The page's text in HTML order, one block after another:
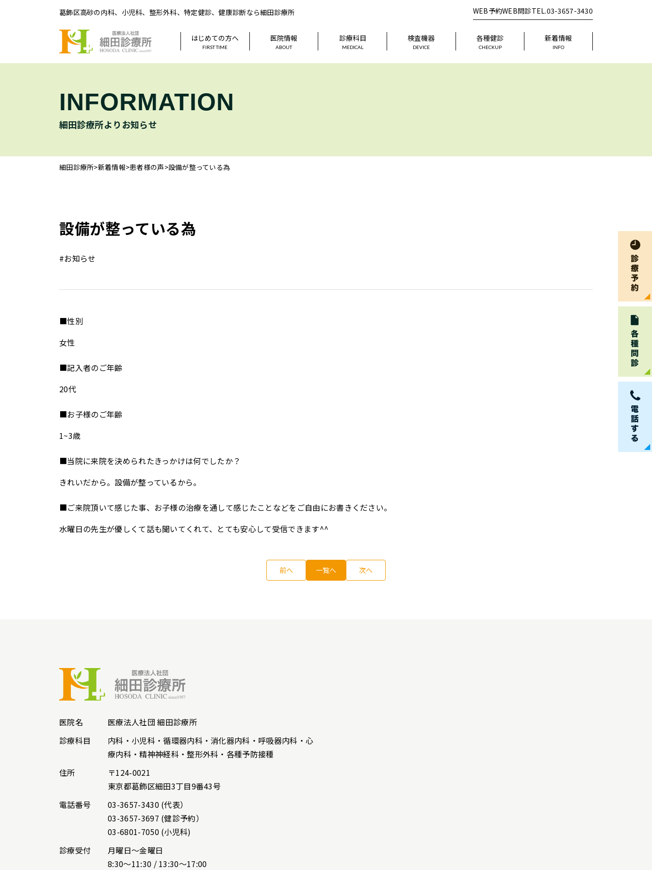
葛飾区高砂の内科、小児科、整形外科、特定健診、健康診断なら細田診療所 WEB予約WEB問診TEL.03-3657-3430
はじめての方へ
FIRST TIME
医院情報
ABOUT
診療科目
MEDICAL
検査機器
DEVICE
各種健診
CHECKUP
新着情報
INFO
INFORMATION
細田診療所よりお知らせ
細田診療所>新着情報>患者様の声>設備が整っている為
設備が整っている為
#お知らせ
■性別
女性
■記入者のご年齢
20代
■お子様のご年齢
1~3歳
■当院に来院を決められたきっかけは何でしたか？
きれいだから。設備が整っているから。
■ご来院頂いて感じた事、お子様の治療を通して感じたことなどをご自由にお書きください。
水曜日の先生が優しくて話も聞いてくれて、とても安心して受信できます^^
前へ 一覧へ 次へ
医院名
医療法人社団 細田診療所
診療科目
内科・小児科・循環器内科・消化器内科・呼吸器内科・心
療内科・精神神経科・整形外科・各種予防接種
住所
〒124-0021
東京都葛飾区細田3丁目9番43号
電話番号
03-3657-3430 (代表）
03-3657-3697 (健診予約）
03-6801-7050 (小児科)
診療受付
月曜日～金曜日
8:30～11:30 / 13:30～17:00